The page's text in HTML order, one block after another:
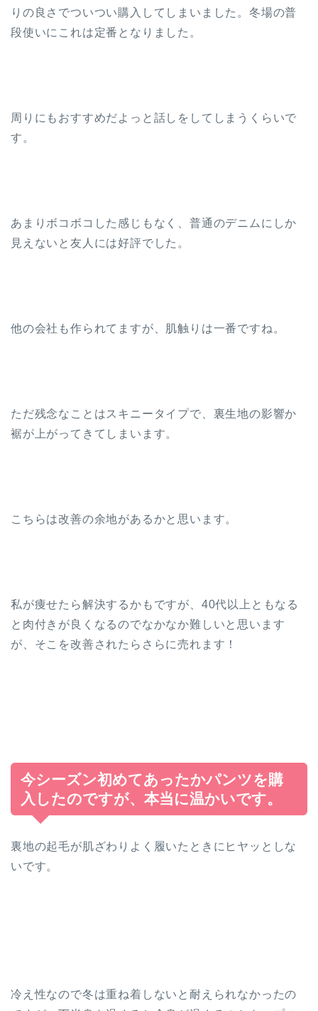
りの良さでついつい購入してしまいました。冬場の普
段使いにこれは定番となりました。
周りにもおすすめだよっと話しをしてしまうくらいで
す。
あまりボコボコした感じもなく、普通のデニムにしか
見えないと友人には好評でした。
他の会社も作られてますが、肌触りは一番ですね。
ただ残念なことはスキニータイプで、裏生地の影響か
裾が上がってきてしまいます。
こちらは改善の余地があるかと思います。
私が痩せたら解決するかもですが、40代以上ともなる
と肉付きが良くなるのでなかなか難しいと思います
が、そこを改善されたらさらに売れます！
今シーズン初めてあったかパンツを購
入したのですが、本当に温かいです。
裏地の起毛が肌ざわりよく履いたときにヒヤッとしな
いです。
冷え性なので冬は重ね着しないと耐えられなかったの